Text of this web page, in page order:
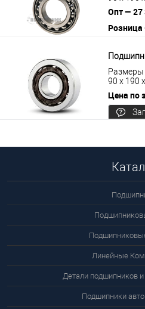
Опт — 27
Розница
Размеры
90 x 190
Цена по
Линейные
Детали подшипников
Подшипники